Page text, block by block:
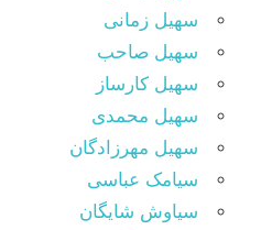
سهیل زمانی
سهیل صاحب
سهیل کارساز
سهیل محمدی
سهیل مهرزادگان
سیامک عباسی
سیاوش شایگان